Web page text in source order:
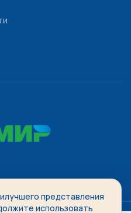
Все права защищены.
представления
использовать